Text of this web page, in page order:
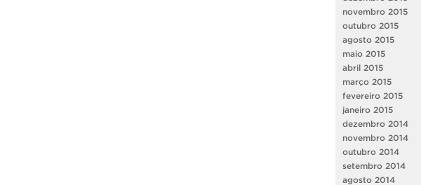
novembro 2015
outubro 2015
agosto 2015
maio 2015
abril 2015
março 2015
fevereiro 2015
janeiro 2015
dezembro 2014
novembro 2014
outubro 2014
setembro 2014
agosto 2014